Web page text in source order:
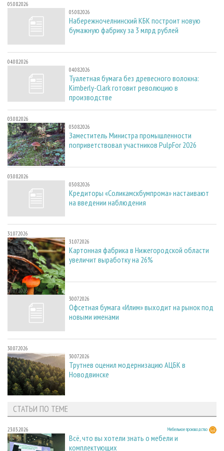
05.08.2026
05.08.2026
Набережночелнинский КБК построит новую
бумажную фабрику за 3 млрд рублей
04.08.2026
04.08.2026
Туалетная бумага без древесного волокна:
Kimberly-Clark готовит революцию в
производстве
03.08.2026
03.08.2026
Заместитель Министра промышленности
поприветствовал участников PulpFor 2026
03.08.2026
03.08.2026
Кредиторы «Соликамскбумпрома» настаивают
на введении наблюдения
31.07.2026
31.07.2026
Картонная фабрика в Нижегородской области
увеличит выработку на 26%
30.07.2026
30.07.2026
Офсетная бумага «Илим» выходит на рынок под
новыми именами
30.07.2026
30.07.2026
Трутнев оценил модернизацию АЦБК в
Новодвинске
СТАТЬИ ПО ТЕМЕ
23.03.2026 Мебельное производство
Всё, что вы хотели знать о мебели и
комплектующих